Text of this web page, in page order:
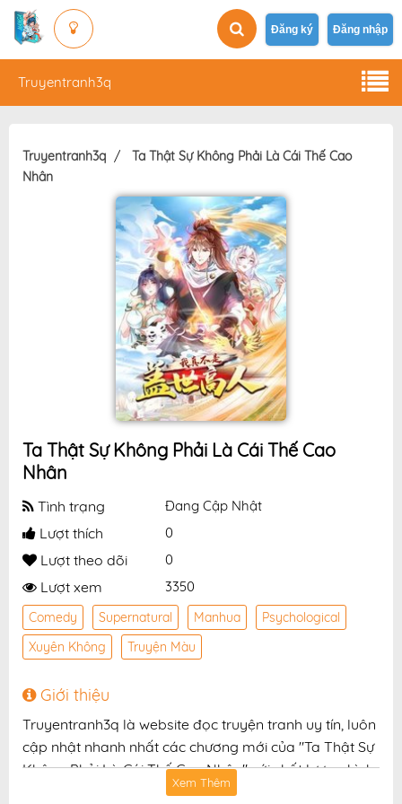
Đăng ký Đăng nhập
Truyentranh3q
Truyentranh3q
Ta Thật Sự Không Phải Là Cái Thế Cao
Nhân
Ta Thật Sự Không Phải Là Cái Thế Cao
Nhân
Tình trạng Đang Cập Nhật
Lượt thích 0
Lượt theo dõi 0
Lượt xem 3350
Comedy Supernatural Manhua
Psychological
Xuyên Không
Truyện Màu
Giới thiệu
Truyentranh3q là website đọc truyện tranh uy tín, luôn
cập nhật nhanh nhất các chương mới của "Ta Thật Sự
Không Phải Là Cái Thế Cao Nhân" với chất lượng hình
ảnh sắc nét, bản dịch chuẩn và giao diện thân thiện,
Xem Thêm